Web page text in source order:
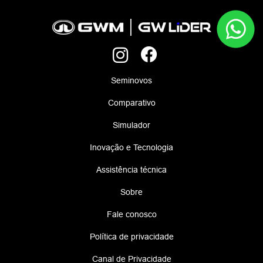
Seminovos
Comparativo
Simulador
Inovação e Tecnologia
Assistência técnica
Sobre
Fale conosco
Política de privacidade
Canal de Privacidade